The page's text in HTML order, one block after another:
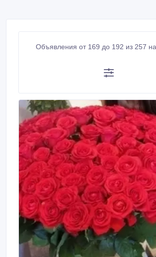
Объявления от 169 до 192 из 257